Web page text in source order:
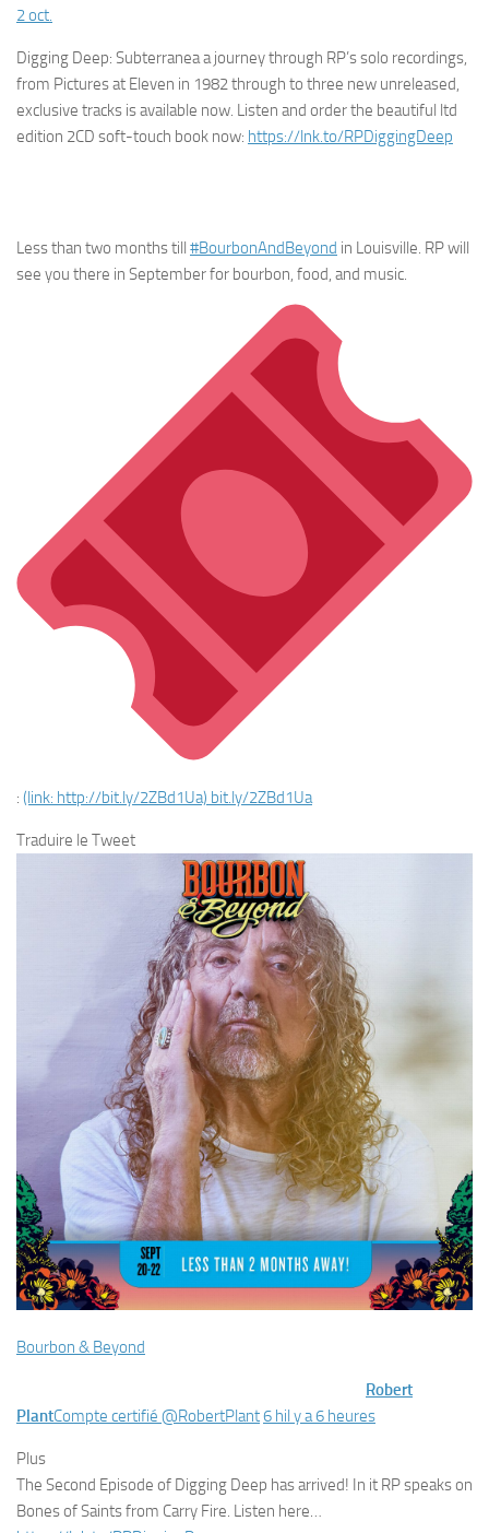
2 oct.
Digging Deep: Subterranea a journey through RP’s solo recordings,
from Pictures at Eleven in 1982 through to three new unreleased,
exclusive tracks is available now. Listen and order the beautiful ltd
edition 2CD soft-touch book now: https://lnk.to/RPDiggingDeep
Less than two months till #BourbonAndBeyond in Louisville. RP will
see you there in September for bourbon, food, and music.
: (link: http://bit.ly/2ZBd1Ua) bit.ly/2ZBd1Ua
Traduire le Tweet
Bourbon & Beyond
Robert
PlantCompte certifié @RobertPlant6 hil y a 6 heures
Plus
The Second Episode of Digging Deep has arrived! In it RP speaks on
Bones of Saints from Carry Fire. Listen here…